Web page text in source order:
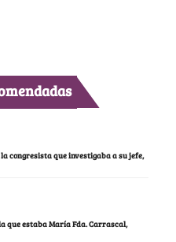
congresista que investigaba a su jefe,
que estaba María Fda. Carrascal,